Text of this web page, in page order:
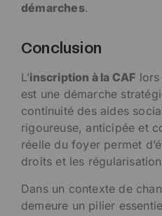
démarches.
Conclusion
L’inscription à la CAF
est une démarche
continuité des aides
rigoureuse, anticipée et
réelle du foyer permet
droits et les
Dans un contexte de
demeure un pilier